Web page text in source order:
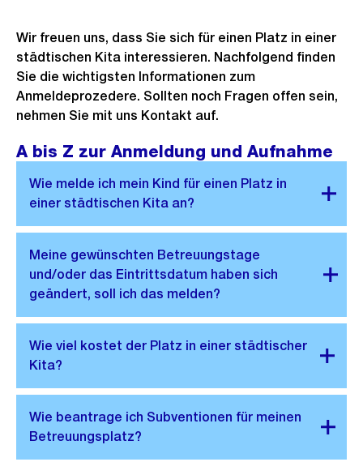
Wir freuen uns, dass Sie sich für einen Platz in einer
städtischen Kita interessieren. Nachfolgend finden
Sie die wichtigsten Informationen zum
Anmeldeprozedere. Sollten noch Fragen offen sein,
nehmen Sie mit uns Kontakt auf.
A bis Z zur Anmeldung und Aufnahme